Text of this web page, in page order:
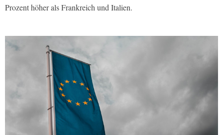
Prozent höher als Frankreich und Italien.